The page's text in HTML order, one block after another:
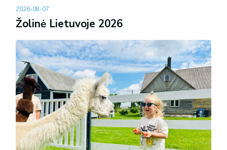
2026-08-07
Žolinė Lietuvoje 2026